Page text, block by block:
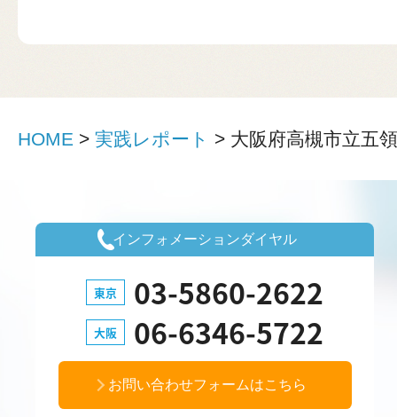
HOME > 実践レポート > 大阪府高槻市立五
インフォメーションダイヤル
東京 03-5860-2622
大阪 06-6346-5722
お問い合わせフォームはこちら